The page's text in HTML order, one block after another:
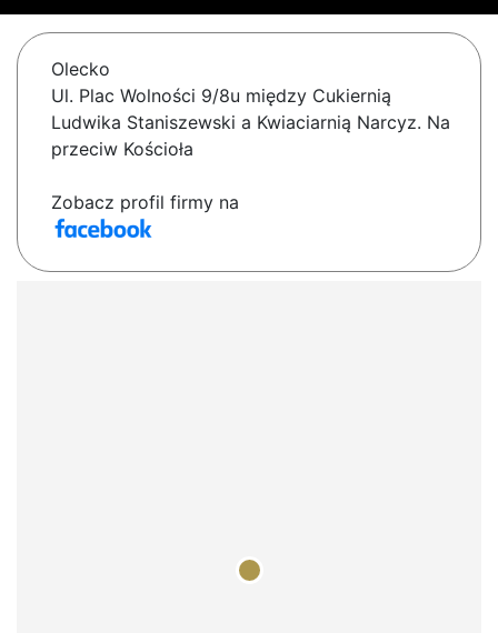
Olecko
Ul. Plac Wolności 9/8u między Cukiernią
Ludwika Staniszewski a Kwiaciarnią Narcyz. Na
przeciw Kościoła
Zobacz profil firmy na